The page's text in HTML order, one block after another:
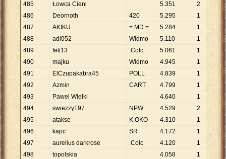
485
Łowca Cieni 5.351 2
.
486
Deornoth 420 5.295 1 5.
487
AKIKU = MD = 5.284 1
.
488
adi052 Widmo 5.110 1 5
489
feli13 .Colc 5.061 1 5.
490
majku Widmo 4.945 1
.
491
ElCzupakabra45 POLL 4.839 1 4 .
492
Azmin CART 4.799 1 4.
493
Pawel Wielki 4.640 1
494
swiezzy197 NPW 4.529 2 2.
495
atakse K.OKO 4.310 1 4
496
kapc SR 4.172 1
.
497
aurelius darkrose .Colc 4.120 1 4.
498
topolskia 4.058 1